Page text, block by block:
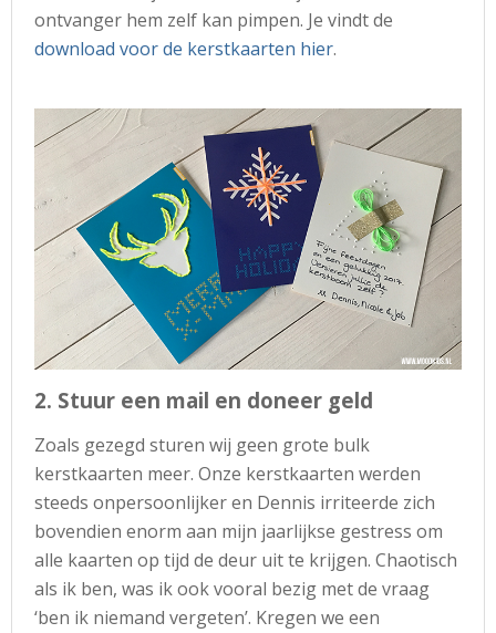
ontvanger hem zelf kan pimpen. Je vindt de
download voor de kerstkaarten hier.
2. Stuur een mail en doneer geld
Zoals gezegd sturen wij geen grote bulk
kerstkaarten meer. Onze kerstkaarten werden
steeds onpersoonlijker en Dennis irriteerde zich
bovendien enorm aan mijn jaarlijkse gestress om
alle kaarten op tijd de deur uit te krijgen. Chaotisch
als ik ben, was ik ook vooral bezig met de vraag
‘ben ik niemand vergeten’. Kregen we een